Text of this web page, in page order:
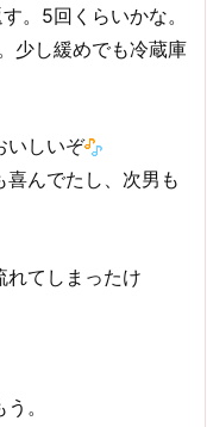
5回くらいかな。
少し緩めでも冷蔵庫
いしいぞ
んでたし、次男も
れてしまったけ
。